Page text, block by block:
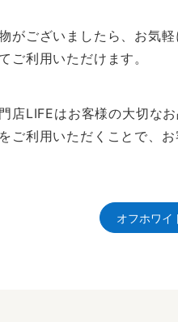
がございましたら、お気
ご利用いただけます。
店LIFEはお客様の大切な
ご利用いただくことで、
オフホワイ